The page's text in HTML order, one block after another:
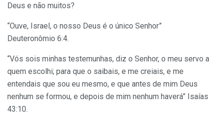
Deus e não muitos?
“Ouve, Israel, o nosso Deus é o único Senhor”
Deuteronômio 6:4.
“Vós sois minhas testemunhas, diz o Senhor, o meu servo a
quem escolhi; para que o saibais, e me creiais, e me
entendais que sou eu mesmo, e que antes de mim Deus
nenhum se formou, e depois de mim nenhum haverá” Isaías
43:10.